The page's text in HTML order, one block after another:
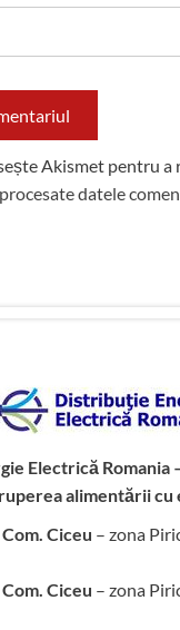
Akismet pentru a
datele
Electrică Romania
alimentării cu
Ciceu – zona
Ciceu – zona